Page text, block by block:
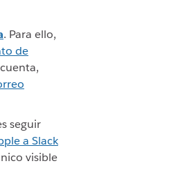
. Para ello,
de
seguir
a Slack
visible